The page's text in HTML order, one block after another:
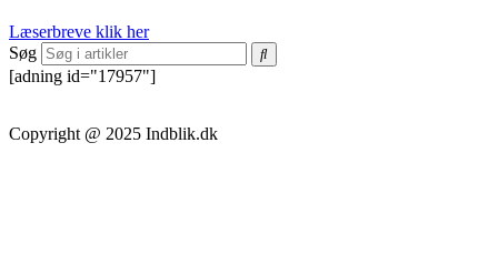
Læserbreve klik her
Søg
[adning id="17957"]
Copyright @ 2025 Indblik.dk